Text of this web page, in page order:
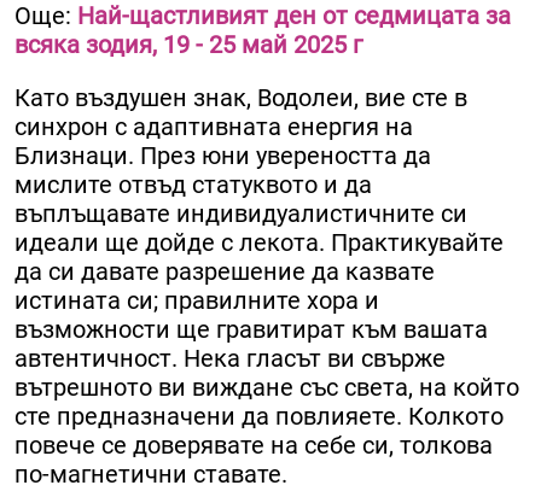
Още: Най-щастливият ден от седмицата за
всяка зодия, 19 - 25 май 2025 г
Като въздушен знак, Водолеи, вие сте в
синхрон с адаптивната енергия на
Близнаци. През юни увереността да
мислите отвъд статуквото и да
въплъщавате индивидуалистичните си
идеали ще дойде с лекота. Практикувайте
да си давате разрешение да казвате
истината си; правилните хора и
възможности ще гравитират към вашата
автентичност. Нека гласът ви свърже
вътрешното ви виждане със света, на който
сте предназначени да повлияете. Колкото
повече се доверявате на себе си, толкова
по-магнетични ставате.